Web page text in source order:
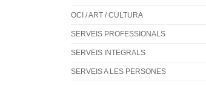
OCI / ART / CULTURA
SERVEIS PROFESSIONALS
SERVEIS INTEGRALS
SERVEIS A LES PERSONES